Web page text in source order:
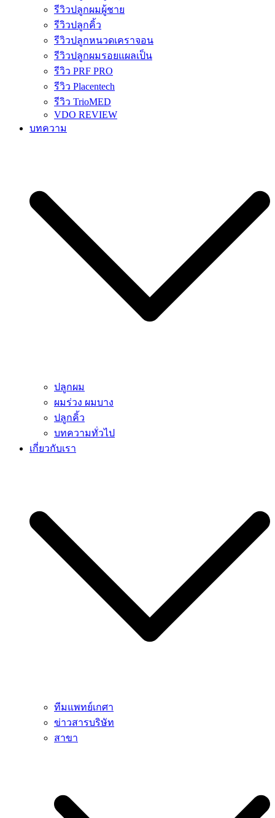
รีวิวปลูกผมผู้ชาย
รีวิวปลูกคิ้ว
รีวิวปลูกหนวดเคราจอน
รีวิวปลูกผมรอยแผลเป็น
รีวิว PRF PRO
รีวิว Placentech
รีวิว TrioMED
VDO REVIEW
บทความ
ปลูกผม
ผมร่วง ผมบาง
ปลูกคิ้ว
บทความทั่วไป
เกี่ยวกับเรา
ทีมแพทย์เกศา
ข่าวสารบริษัท
สาขา